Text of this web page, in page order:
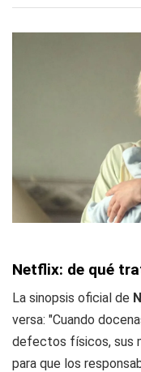
Netflix: de qué
La sinopsis oficial de
versa: "Cuando
defectos físicos, sus
para que los